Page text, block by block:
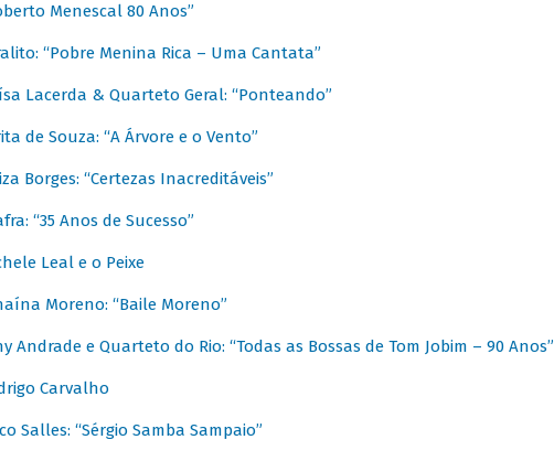
Menescal 80 Anos”
“Pobre Menina Rica – Uma Cantata”
Lacerda & Quarteto Geral: “Ponteando”
de Souza: “A Árvore e o Vento”
Borges: “Certezas Inacreditáveis”
“35 Anos de Sucesso”
Leal e o Peixe
Moreno: “Baile Moreno”
Andrade e Quarteto do Rio: “Todas as Bossas de Tom Jobim – 90 Anos”
Carvalho
Salles: “Sérgio Samba Sampaio”